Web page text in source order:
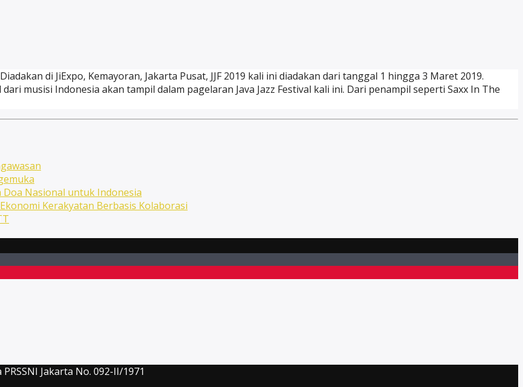
di JiExpo, Kemayoran, Jakarta Pusat, JJF 2019 kali ini diadakan dari tanggal 1 hingga 3 Maret 2019.
musisi Indonesia akan tampil dalam pagelaran Java Jazz Festival kali ini. Dari penampil seperti Saxx In The
Doa Nasional untuk Indonesia
Kerakyatan Berbasis Kolaborasi
Jakarta No. 092-II/1971